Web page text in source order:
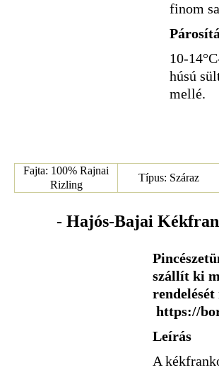
finom
10-
húsú
mellé.
Fajta: 100% Rajnai
Rizling
Típus: Száraz
- Hajós-Bajai
szállít ki
https://
Leírás
A